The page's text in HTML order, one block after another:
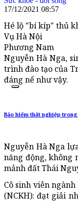
17/12/2021 08:57
Hé lộ "bí kíp" thủ
Vụ Hà Nội
Phương Nam
Nguyễn Hà Nga,
trình đào tạo của
đáng nể như vậy.
Bảo hiểm thất nghiệp
Nguyễn Hà Nga
năng động, không
mảnh đất Thái
Cô sinh viên
(NCKH): đạt giải